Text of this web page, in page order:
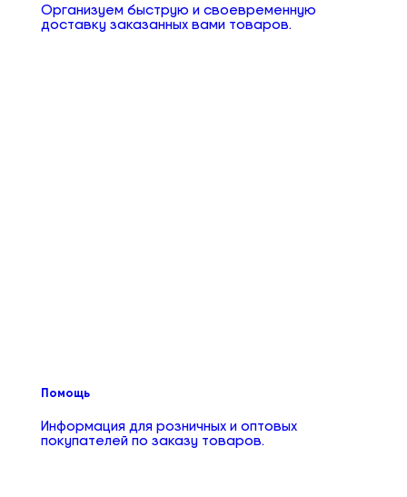
Организуем быструю и своевременную
доставку заказанных вами товаров.
Помощь
Информация для розничных и оптовых
покупателей по заказу товаров.